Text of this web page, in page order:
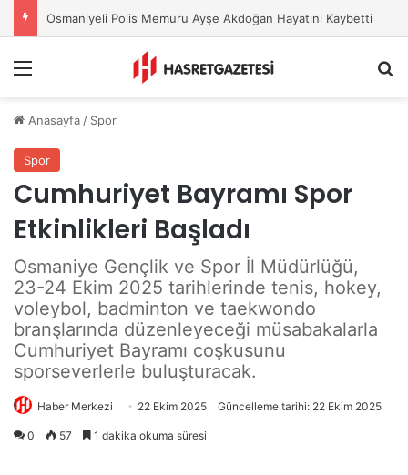
Osmaniye Belediyesi’nden Sahte Aramalara Kritik Uyarı
Anasayfa / Spor
Spor
Cumhuriyet Bayramı Spor
Etkinlikleri Başladı
Osmaniye Gençlik ve Spor İl Müdürlüğü,
23-24 Ekim 2025 tarihlerinde tenis, hokey,
voleybol, badminton ve taekwondo
branşlarında düzenleyeceği müsabakalarla
Cumhuriyet Bayramı coşkusunu
sporseverlerle buluşturacak.
Haber Merkezi 22 Ekim 2025 Güncelleme tarihi: 22 Ekim 2025
0 57 1 dakika okuma süresi